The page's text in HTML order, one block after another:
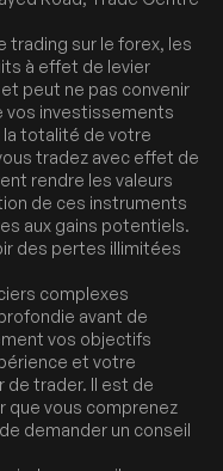
trading sur le forex, les
à effet de levier
peut ne pas convenir
vos investissements
totalité de votre
tradez avec effet de
rendre les valeurs
de ces instruments
aux gains potentiels.
des pertes illimitées
complexes
avant de
vos objectifs
et votre
de trader. Il est de
que vous comprenez
demander un conseil